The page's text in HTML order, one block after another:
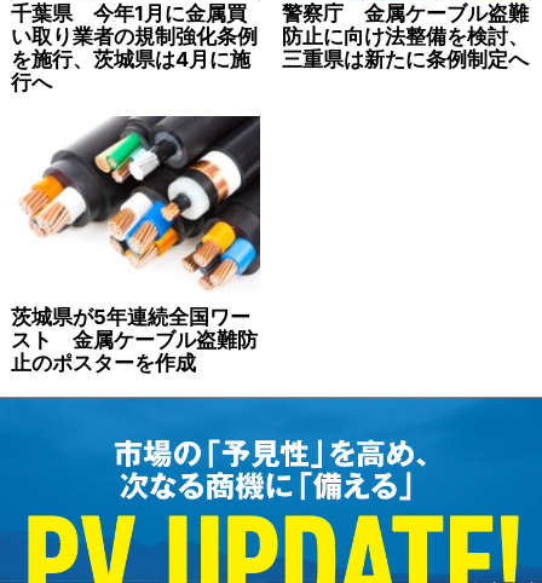
千葉県 今年1月に金属買
い取り業者の規制強化条例
を施行、茨城県は4月に施
行へ
警察庁 金属ケーブル盗難
防止に向け法整備を検討、
三重県は新たに条例制定へ
茨城県が5年連続全国ワー
スト 金属ケーブル盗難防
止のポスターを作成